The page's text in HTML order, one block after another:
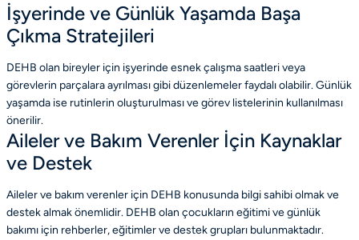
İşyerinde ve Günlük Yaşamda Başa
Çıkma Stratejileri
DEHB olan bireyler için işyerinde esnek çalışma saatleri veya
görevlerin parçalara ayrılması gibi düzenlemeler faydalı olabilir. Günlük
yaşamda ise rutinlerin oluşturulması ve görev listelerinin kullanılması
önerilir.
Aileler ve Bakım Verenler İçin Kaynaklar
ve Destek
Aileler ve bakım verenler için DEHB konusunda bilgi sahibi olmak ve
destek almak önemlidir. DEHB olan çocukların eğitimi ve günlük
bakımı için rehberler, eğitimler ve destek grupları bulunmaktadır.